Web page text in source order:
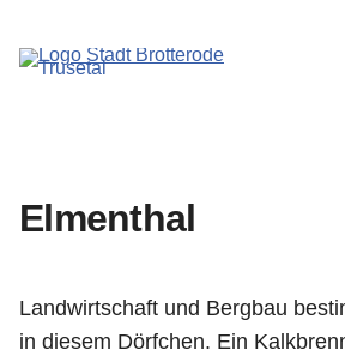
Elmenthal
Landwirtschaft und Bergbau
in diesem Dörfchen. Ein
Stadtrat
Formulare
Sportstätten
Vereine
Radwege
Familientipps
Barrierefreiheitserklärung